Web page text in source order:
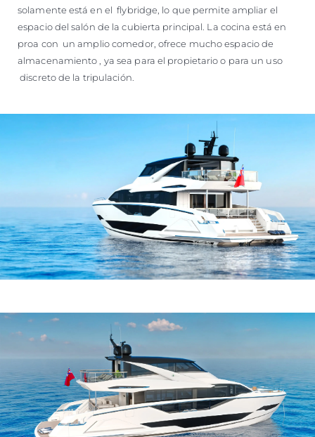
solamente está en el flybridge, lo que permite ampliar el
espacio del salón de la cubierta principal. La cocina está en
proa con un amplio comedor, ofrece mucho espacio de
almacenamiento , ya sea para el propietario o para un uso
discreto de la tripulación.